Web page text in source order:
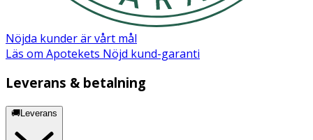
Nöjda kunder är vårt mål
Läs om Apotekets Nöjd kund-garanti
Leverans & betalning
🚚Leverans